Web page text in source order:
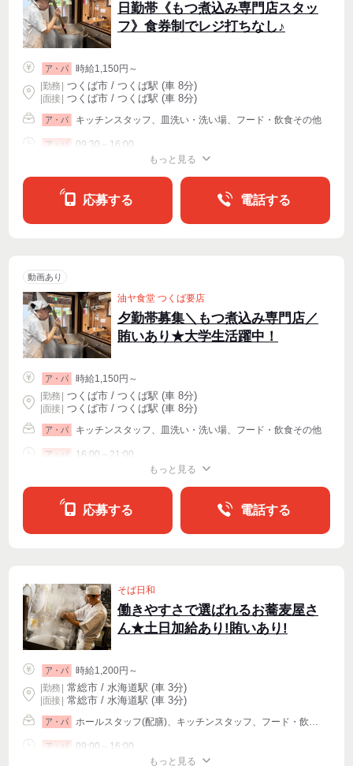
日勤帯《もつ煮込み専門店スタッ
フ》食券制でレジ打ちなし♪
ア・パ
時給1,150円～
|勤務 つくば市 / つくば駅 (車 8分)
| 面接 | つくば市 / つくば駅 (車 8分)
ア・パ キッチンスタッフ、皿洗い・洗い場、フード・飲食その他
ア・パ 09:30～16:00
もっと見る
応募する 電話する
動画あり
油ヤ食堂 つくば要店
夕勤帯募集＼もつ煮込み専門店／
賄いあり★大学生活躍中！
ア・パ
時給1,150円～
|勤務 つくば市 / つくば駅 (車 8分)
| 面接 | つくば市 / つくば駅 (車 8分)
ア・パ キッチンスタッフ、皿洗い・洗い場、フード・飲食その他
ア・パ 16:00～21:00
もっと見る
応募する 電話する
そば日和
働きやすさで選ばれるお蕎麦屋さ
ん★土日加給あり!賄いあり!
ア・パ
時給1,200円～
|勤務 常総市 / 水海道駅 (車 3分)
| 面接 | 常総市 / 水海道駅 (車 3分)
ア・パ ホールスタッフ(配膳)、キッチンスタッフ、フード・飲食その他
ア・パ 09:00～16:00
もっと見る